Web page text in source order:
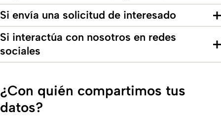
Si envía una solicitud de interesado
Si interactúa con nosotros en redes
sociales
¿Con quién compartimos tus
datos?